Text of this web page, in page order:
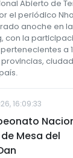
Abierto de
el periódico
anoche en la
con la
a
16:09:33
Mesa del